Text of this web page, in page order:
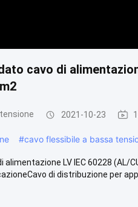
cavo di
2021-10-23
#cavo flessibile a bassa
alimentazione LV IEC 60228 (AL/
di distribuzione per